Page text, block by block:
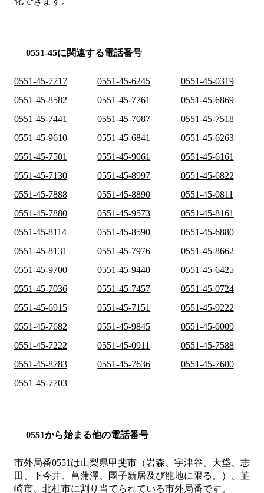
0551-45に関連する電話番号
0551-45-7717 0551-45-6245
0551-45-0319
0551-45-8582
0551-45-7761
0551-45-6869
0551-45-7441
0551-45-7087
0551-45-7518
0551-45-9610
0551-45-6841
0551-45-6263
0551-45-7501
0551-45-9061
0551-45-6161
0551-45-7130
0551-45-8997
0551-45-6822
0551-45-7888
0551-45-8890
0551-45-0811
0551-45-7880
0551-45-9573
0551-45-8161
0551-45-8114
0551-45-8590
0551-45-6880
0551-45-8131
0551-45-7976
0551-45-8662
0551-45-9700
0551-45-9440
0551-45-6425
0551-45-7036
0551-45-7457
0551-45-0724
0551-45-6915
0551-45-7151
0551-45-9222
0551-45-7682
0551-45-9845
0551-45-0009
0551-45-7222
0551-45-0911
0551-45-7588
0551-45-8783
0551-45-7636
0551-45-7600
0551-45-7703
0551から始まる他の電話番号
市外局番0551 は山梨県甲斐市（岩森、宇津谷、大垈、志
田、下今井、菖蒲澤、團子新居及び龍地に限る。）、韮
崎市、北杜市に割り当てられている市外局番です。